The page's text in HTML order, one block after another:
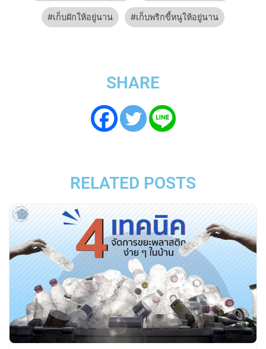
เก็บผักให้อยู่นาน เก็บพริกขี้หนูให้อยู่นาน
SHARE
RELATED POSTS